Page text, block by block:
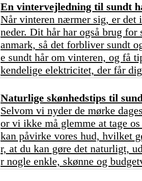
En vintervejledning til sundt
Når vinteren nærmer sig, er det
neder. Dit hår har også brug
anmark, så det forbliver sundt
e sundt hår om vinteren, og få
kendelige elektricitet, der får
Naturlige skønhedstips til
Selvom vi nyder de mørke
or vi ikke må glemme at tage
kan påvirke vores hud, hvilket
r, at du kan gøre det naturligt,
r nogle enkle, skønne og